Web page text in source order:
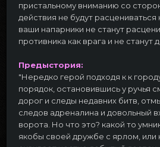
пристальному вниманию со
действия не будут расцениваться
ваши напарники не станут
противника как врага и не станут
Предыстория:
"Нередко герой подходя к к
порядок, остановившись у ручья
дорог и следы недавних битв,
следов адреналина и довольный
ворота. Но что это? какой то
якобы своей дружбе с ярлом, или